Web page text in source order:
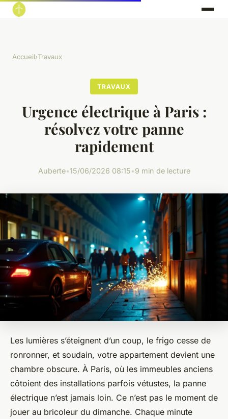
Accueil›Travaux
TRAVAUX
Urgence électrique à Paris :
résolvez votre panne
rapidement
Auberte•15/06/2026 08:15•9 min de lecture
Les lumières s’éteignent d’un coup, le frigo cesse de
ronronner, et soudain, votre appartement devient une
chambre obscure. À Paris, où les immeubles anciens
côtoient des installations parfois vétustes, la panne
électrique n’est jamais loin. Ce n’est pas le moment de
jouer au bricoleur du dimanche. Chaque minute